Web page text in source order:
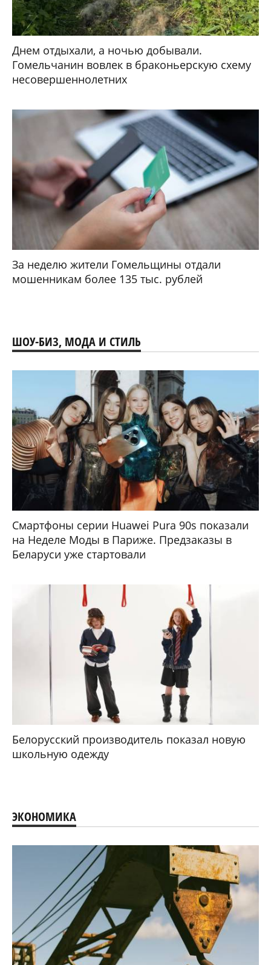
Днем отдыхали, а ночью добывали.
Гомельчанин вовлек в браконьерскую схему
несовершеннолетних
За неделю жители Гомельщины отдали
мошенникам более 135 тыс. рублей
ШОУ-БИЗ, МОДА И СТИЛЬ
Смартфоны серии Huawei Pura 90s показали
на Неделе Моды в Париже. Предзаказы в
Беларуси уже стартовали
Белорусский производитель показал новую
школьную одежду
ЭКОНОМИКА